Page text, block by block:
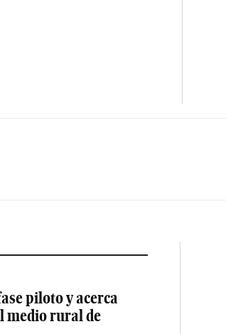
piloto y acerca
medio rural de